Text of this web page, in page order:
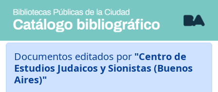
Documentos editados por "Centro de
Estudios Judaicos y Sionistas (Buenos
Aires)"